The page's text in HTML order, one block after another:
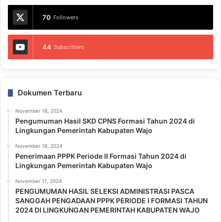
70 Followers
44 Subscribers
Dokumen Terbaru
November 18, 2024
Pengumuman Hasil SKD CPNS Formasi Tahun 2024 di
Lingkungan Pemerintah Kabupaten Wajo
November 18, 2024
Penerimaan PPPK Periode II Formasi Tahun 2024 di
Lingkungan Pemerintah Kabupaten Wajo
November 11, 2024
PENGUMUMAN HASIL SELEKSI ADMINISTRASI PASCA
SANGGAH PENGADAAN PPPK PERIODE I FORMASI TAHUN
2024 DI LINGKUNGAN PEMERINTAH KABUPATEN WAJO